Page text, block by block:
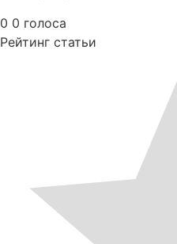
0 0 голоса
Рейтинг статьи